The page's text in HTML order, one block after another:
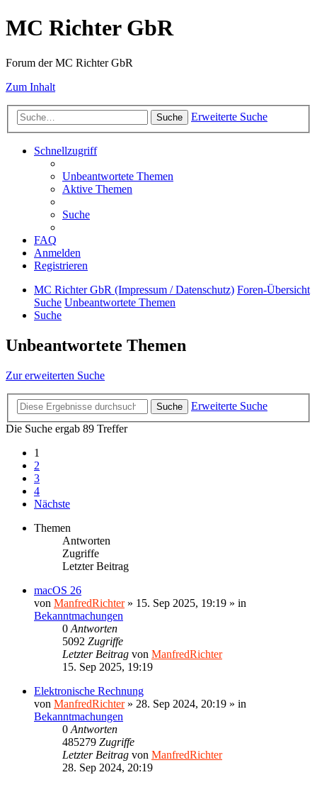
MC Richter GbR
Forum der MC Richter GbR
Zum Inhalt
Suche Erweiterte Suche
Schnellzugriff
Unbeantwortete Themen
Aktive Themen
Suche
FAQ
Anmelden
Registrieren
MC Richter GbR (Impressum / Datenschutz) Foren-Übersicht
Suche Unbeantwortete Themen
Suche
Unbeantwortete Themen
Zur erweiterten Suche
Suche
Erweiterte Suche
Die Suche ergab 89 Treffer
1
2
3
4
Nächste
Themen
Antworten
Zugriffe
Letzter Beitrag
macOS 26
von ManfredRichter» 15. Sep 2025, 19:19 » in
Bekanntmachungen
0 Antworten
5092 Zugriffe
Letzter Beitrag von ManfredRichter
15. Sep 2025, 19:19
Elektronische Rechnung
von ManfredRichter» 28. Sep 2024, 20:19 » in
Bekanntmachungen
0 Antworten
485279 Zugriffe
Letzter Beitrag von ManfredRichter
28. Sep 2024, 20:19